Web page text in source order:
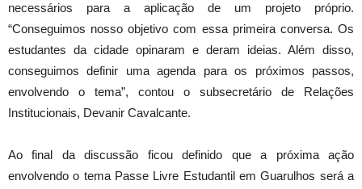
necessários para a aplicação de um projeto próprio.
“Conseguimos nosso objetivo com essa primeira conversa. Os
estudantes da cidade opinaram e deram ideias. Além disso,
conseguimos definir uma agenda para os próximos passos,
envolvendo o tema”, contou o subsecretário de Relações
Institucionais, Devanir Cavalcante.
Ao final da discussão ficou definido que a próxima ação
envolvendo o tema Passe Livre Estudantil em Guarulhos será a